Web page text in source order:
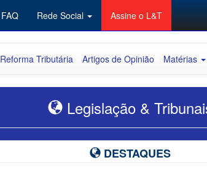
FAQ Rede Social Assine o L&T
Reforma Tributária Artigos de Opinião Matérias
Legislação &
DESTAQUES